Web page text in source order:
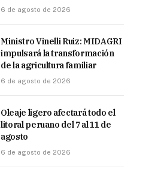
6 de agosto de 2026
Ministro Vinelli Ruiz: MIDAGRI
impulsará la transformación
de la agricultura familiar
6 de agosto de 2026
Oleaje ligero afectará todo el
litoral peruano del 7 al 11 de
agosto
6 de agosto de 2026